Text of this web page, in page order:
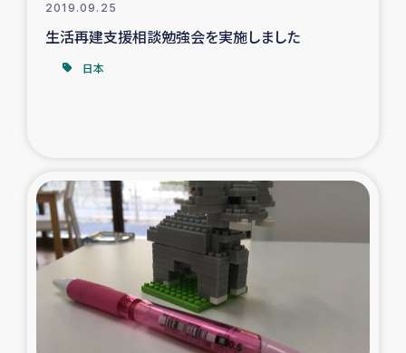
ベイルート大規模爆発被災者支援
2019.09.25
生活再建支援相談勉強会を実施しました
日本